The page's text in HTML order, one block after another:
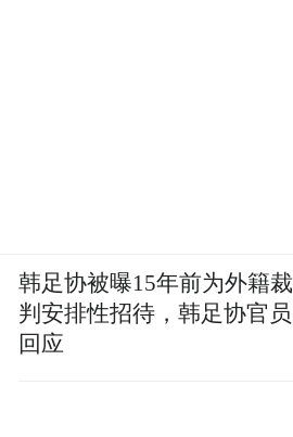
韩足协被曝15年前为外籍裁
判安排性招待，韩足协官员
回应